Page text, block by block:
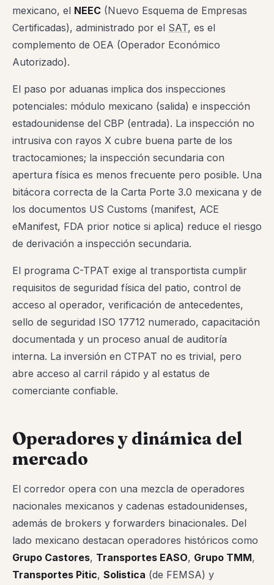
mexicano, el NEEC (Nuevo Esquema de Empresas
Certificadas), administrado por el SAT, es el
complemento de OEA (Operador Económico
Autorizado).
El paso por aduanas implica dos inspecciones
potenciales: módulo mexicano (salida) e inspección
estadounidense del CBP (entrada). La inspección no
intrusiva con rayos X cubre buena parte de los
tractocamiones; la inspección secundaria con
apertura física es menos frecuente pero posible. Una
bitácora correcta de la Carta Porte 3.0 mexicana y de
los documentos US Customs (manifest, ACE
eManifest, FDA prior notice si aplica) reduce el riesgo
de derivación a inspección secundaria.
El programa C-TPAT exige al transportista cumplir
requisitos de seguridad física del patio, control de
acceso al operador, verificación de antecedentes,
sello de seguridad ISO 17712 numerado, capacitación
documentada y un proceso anual de auditoría
interna. La inversión en CTPAT no es trivial, pero
abre acceso al carril rápido y al estatus de
comerciante confiable.
Operadores y dinámica del
mercado
El corredor opera con una mezcla de operadores
nacionales mexicanos y cadenas estadounidenses,
además de brokers y forwarders binacionales. Del
lado mexicano destacan operadores históricos como
Grupo Castores, Transportes EASO, Grupo TMM,
Transportes Pitic, Solistica (de FEMSA) y